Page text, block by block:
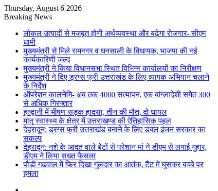
Thursday, August 6 2026
Breaking News
लोकल उत्पादों से मजबूत होगी अर्थव्यवस्था और बढ़ेगा रोजगार- सीएम
धामी
मुख्यमंत्री से मिले रामनगर व घनसाली के विधायक, भाजपा की नई
कार्यकारिणी जल्द
मुख्यमंत्री ने किया विधानसभा स्थित विभिन्न कार्यालयों का निरीक्षण
मुख्यमंत्री ने दिए ड्रग्स फ्री उत्तराखंड के लिए व्यापक अभियान चलाने
के निर्देश
ऑपरेशन कालनेमि- अब तक 4000 सत्यापन, एक बांग्लादेशी समेत 300
से अधिक गिरफ्तार
हल्द्वानी में भीषण सड़क हादसा, तीन की मौत, दो घायल
मातृ स्वास्थ्य के क्षेत्र में उत्तराखण्ड की ऐतिहासिक पहल
देहरादून: ड्रग्स फ्री उत्तराखंड बनाने के लिए डबल इंजन सरकार का
संकल्प
देहरादून: नशे के आदत वाले बेटों से परेशान मां ने डीएम से लगाई गुहार,
डीएम ने लिया सख्त फैसला
पौड़ी गढ़वाल में फिर दिखा गुलदार का आतंक, टैंट में घुसकर बच्चे पर
हमला